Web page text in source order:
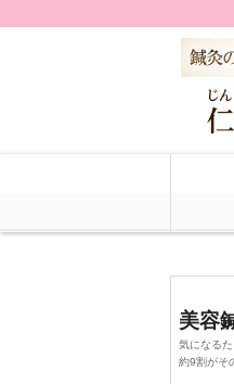
美容
気になる
約9割がそ